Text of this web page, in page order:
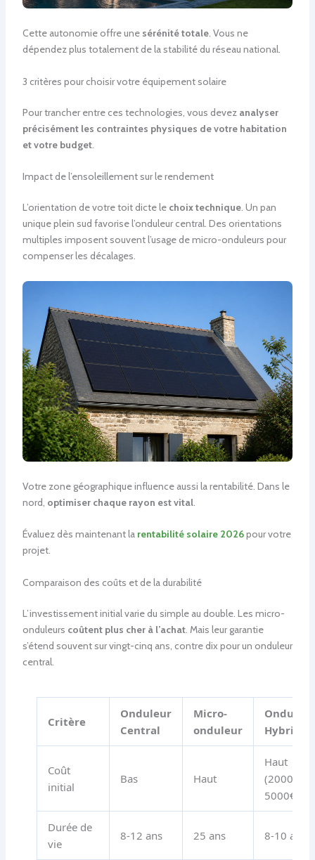
Cette autonomie offre une sérénité totale. Vous ne
dépendez plus totalement de la stabilité du réseau national.
3 critères pour choisir votre équipement solaire
Pour trancher entre ces technologies, vous devez analyser
précisément les contraintes physiques de votre habitation
et votre budget.
Impact de l’ensoleillement sur le rendement
L’orientation de votre toit dicte le choix technique. Un pan
unique plein sud favorise l’onduleur central. Des orientations
multiples imposent souvent l’usage de micro-onduleurs pour
compenser les décalages.
Votre zone géographique influence aussi la rentabilité. Dans le
nord, optimiser chaque rayon est vital.
Évaluez dès maintenant la rentabilité solaire 2026pour votre
projet.
Comparaison des coûts et de la durabilité
L’investissement initial varie du simple au double. Les micro-
onduleurs coûtent plus cher à l’achat. Mais leur garantie
s’étend souvent sur vingt-cinq ans, contre dix pour un onduleur
central.
Critère
Onduleur
Central
Micro-
onduleur
Onduleur
Hybride
Coût
initial
Bas Haut
Haut
(2000-
5000€)
Durée de
vie
8-12 ans 25 ans 8-10 ans